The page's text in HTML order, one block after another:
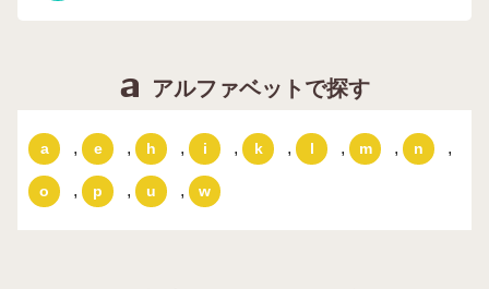
アルファベットで探す
a , e , h , i , k , l , m , n ,
o , p , u , w